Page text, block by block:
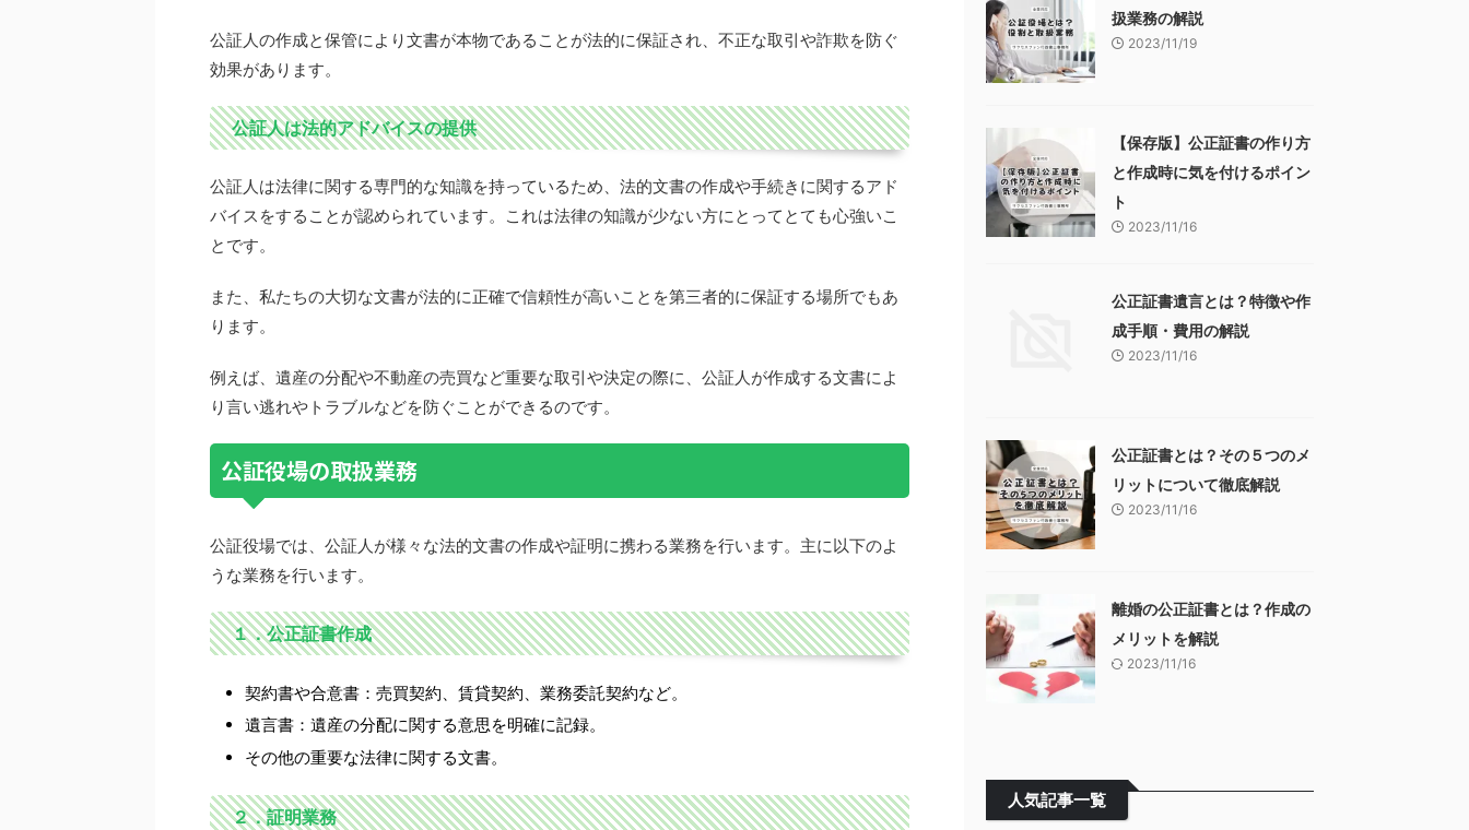
公証人の作成と保管により文書が本物であることが法的に保証され、不正な取引や詐欺を防ぐ
効果があります。
公証人は法的アドバイスの提供
公証人は法律に関する専門的な知識を持っているため、法的文書の作成や手続きに関するアド
バイスをすることが認められています。これは法律の知識が少ない方にとってとても心強いこ
とです。
また、私たちの大切な文書が法的に正確で信頼性が高いことを第三者的に保証する場所でもあ
ります。
例えば、遺産の分配や不動産の売買など重要な取引や決定の際に、公証人が作成する文書によ
り言い逃れやトラブルなどを防ぐことができるのです。
公証役場の取扱業務
公証役場では、公証人が様々な法的文書の作成や証明に携わる業務を行います。主に以下のよ
うな業務を行います。
１．公正証書作成
契約書や合意書：売買契約、賃貸契約、業務委託契約など。
遺言書：遺産の分配に関する意思を明確に記録。
その他の重要な法律に関する文書。
２．証明業務
扱業務の解説
2023/11/19
【保存版】公正証書の作り方
と作成時に気を付けるポイン
ト
2023/11/16
公正証書遺言とは？特徴や作
成手順・費用の解説
2023/11/16
公正証書とは？その５つのメ
リットについて徹底解説
2023/11/16
離婚の公正証書とは？作成の
メリットを解説
2023/11/16
人気記事一覧